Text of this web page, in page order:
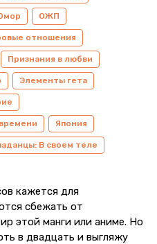
ОЖП
отношения
Признания в любви
Элементы гета
Япония
В своем теле
кажется для
сбежать от
этой манги или аниме. Но
в двадцать и выгляжу